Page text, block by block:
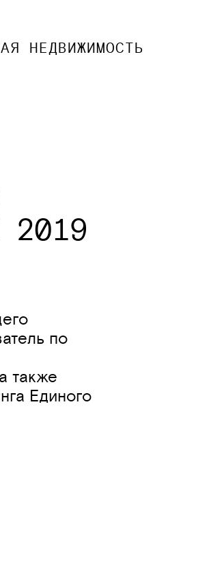
НЕДВИЖИМОСТЬ
2019
по
также
Единого